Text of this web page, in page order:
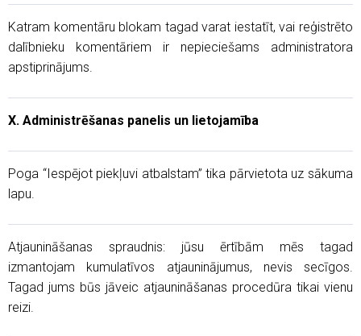
Katram komentāru blokam tagad varat iestatīt, vai reģistrēto
dalībnieku komentāriem ir nepieciešams administratora
apstiprinājums.
X. Administrēšanas panelis un lietojamība
Poga “Iespējot piekļuvi atbalstam” tika pārvietota uz sākuma
lapu.
Atjaunināšanas spraudnis: jūsu ērtībām mēs tagad
izmantojam kumulatīvos atjauninājumus, nevis secīgos.
Tagad jums būs jāveic atjaunināšanas procedūra tikai vienu
reizi.